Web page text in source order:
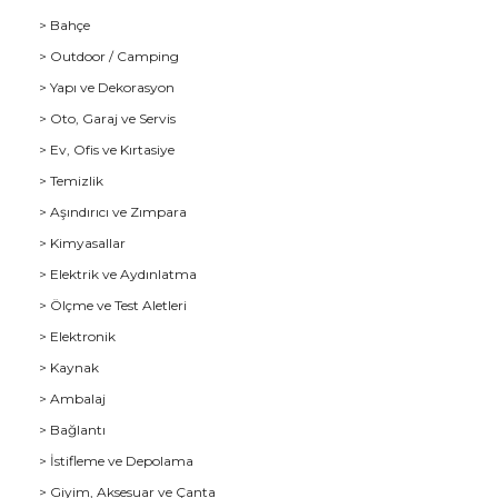
> Bahçe
> Outdoor / Camping
> Yapı ve Dekorasyon
> Oto, Garaj ve Servis
> Ev, Ofis ve Kırtasiye
> Temizlik
> Aşındırıcı ve Zımpara
> Kimyasallar
> Elektrik ve Aydınlatma
> Ölçme ve Test Aletleri
> Elektronik
> Kaynak
> Ambalaj
> Bağlantı
> İstifleme ve Depolama
> Giyim, Aksesuar ve Çanta